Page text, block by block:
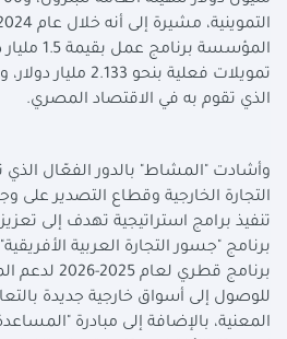
المؤسسة
تمويلات فعلية بنحو
الذي تقوم به في الاقتصاد المصري.
وأشادت "المشاط" بالدور الفعّال
التجارة الخارجية وقطاع التصدير
تنفيذ برامج استراتيجية تهدف إلى تعزيز
برنامج "جسور التجارة العربية
برنامج قطري
للوصول إلى أسواق خارجية جديدة
المعنية، بالإضافة إلى مبادرة